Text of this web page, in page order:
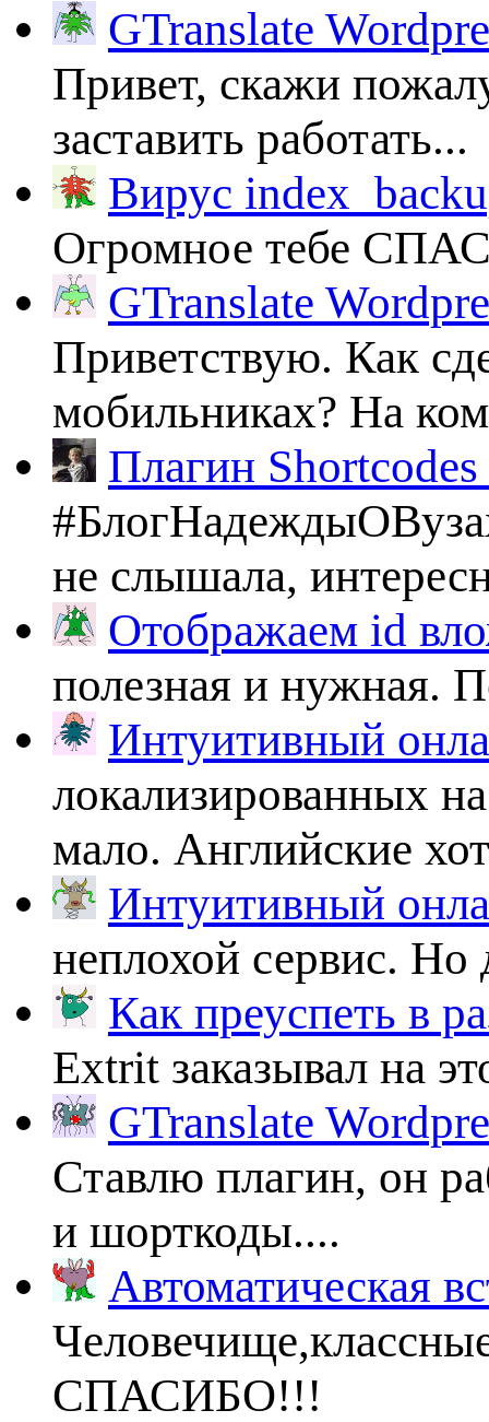
GTranslate
Привет, скажи
заставить работать...
Вирус
Огромное тебе
GTranslate
Приветствую. Как
мобильниках? На
Плагин
не слышала,
Отображаем id
полезная и нужная.
Интуитивный
локализированных
мало. Английские
Интуитивный
неплохой сервис.
Как преуспеть в
Extrit заказывал на
GTranslate
Ставлю плагин, он
и шорткоды....
Автоматическая
СПАСИБО!!!